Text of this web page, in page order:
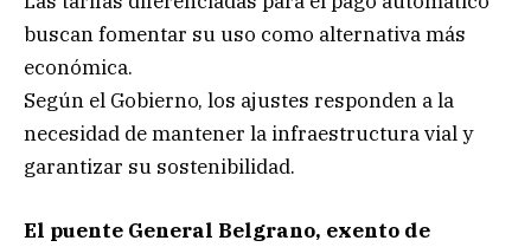
buscan fomentar su uso como alternativa más
económica.
Según el Gobierno, los ajustes responden a la
necesidad de mantener la infraestructura vial y
garantizar su sostenibilidad.
El puente General Belgrano, exento de